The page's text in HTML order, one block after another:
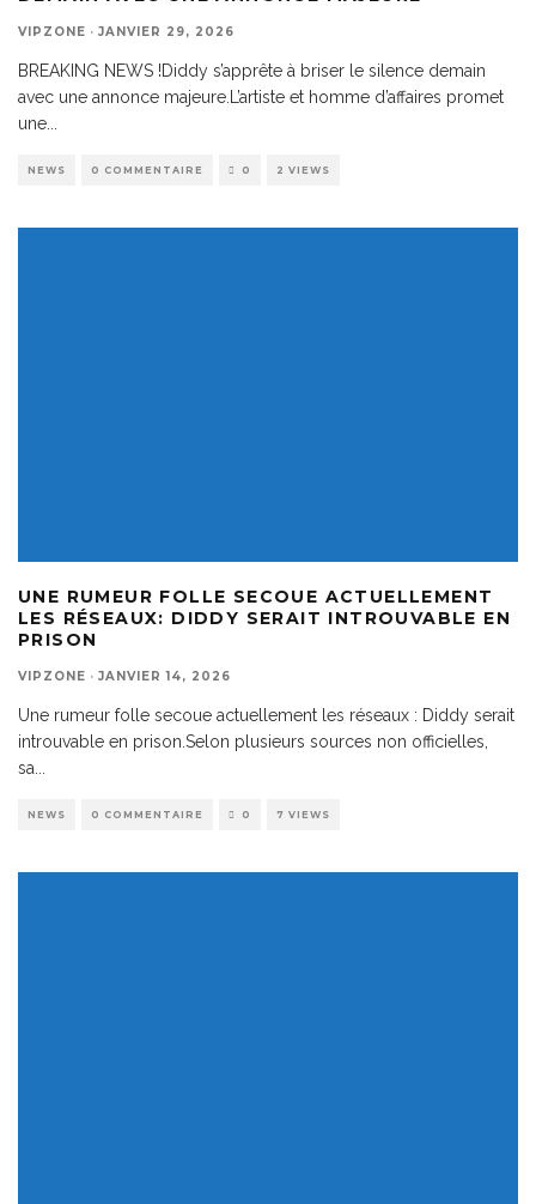
VIPZONE · JANVIER 29, 2026
BREAKING NEWS !Diddy s’apprête à briser le silence demain
avec une annonce majeure.L’artiste et homme d’affaires promet
une...
NEWS 0 COMMENTAIRE 0 2 VIEWS
UNE RUMEUR FOLLE SECOUE ACTUELLEMENT
LES RÉSEAUX: DIDDY SERAIT INTROUVABLE EN
PRISON
VIPZONE · JANVIER 14, 2026
Une rumeur folle secoue actuellement les réseaux : Diddy serait
introuvable en prison.Selon plusieurs sources non officielles,
sa
NEWS 0 COMMENTAIRE 0 7 VIEWS